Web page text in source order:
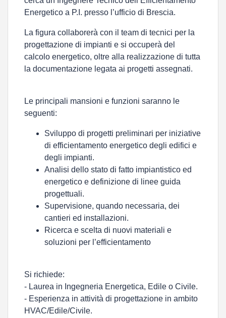
Energetico a P.I. presso l’ufficio di Brescia.
La figura collaborerà con il team di tecnici per la
progettazione di impianti e si occuperà del
calcolo energetico, oltre alla realizzazione di tutta
la documentazione legata ai progetti assegnati.
Le principali mansioni e funzioni saranno le
seguenti:
Sviluppo di progetti preliminari per iniziative
di efficientamento energetico degli edifici e
degli impianti.
Analisi dello stato di fatto impiantistico ed
energetico e definizione di linee guida
progettuali.
Supervisione, quando necessaria, dei
cantieri ed installazioni.
Ricerca e scelta di nuovi materiali e
soluzioni per l’efficientamento
Si richiede:
- Laurea in Ingegneria Energetica, Edile o Civile.
- Esperienza in attività di progettazione in ambito
HVAC/Edile/Civile.